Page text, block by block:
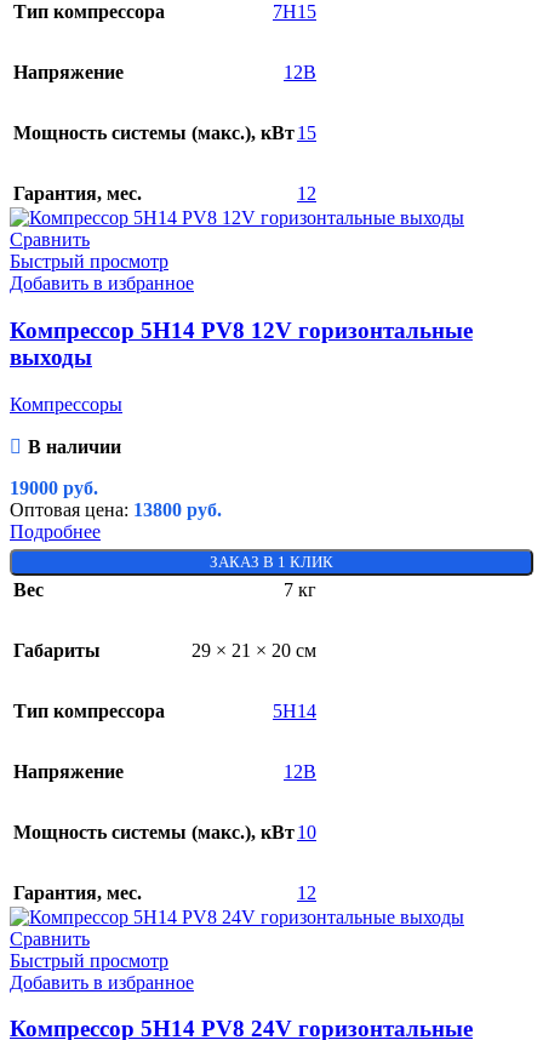
Тип компрессора 7H15
Напряжение 12В
Мощность системы (макс.), кВт15
Гарантия, мес. 12
Сравнить
Быстрый просмотр
Добавить в избранное
Компрессор 5H14 PV8 12V горизонтальные
выходы
Компрессоры
В наличии
19000 руб.
Оптовая цена: 13800 руб.
Подробнее
ЗАКАЗ В 1 КЛИК
Вес 7 кг
Габариты 29 × 21 × 20 см
Тип компрессора 5H14
Напряжение 12В
Мощность системы (макс.), кВт10
Гарантия, мес. 12
Сравнить
Быстрый просмотр
Добавить в избранное
Компрессор 5H14 PV8 24V горизонтальные